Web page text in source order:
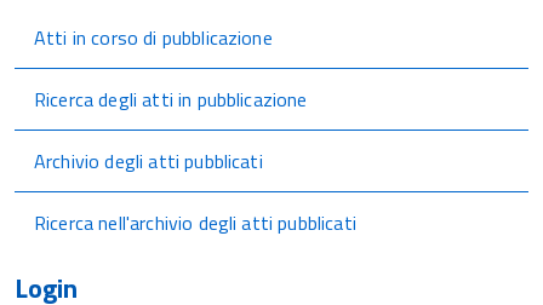
Atti in corso di pubblicazione
Ricerca degli atti in pubblicazione
Archivio degli atti pubblicati
Ricerca nell'archivio degli atti pubblicati
Login